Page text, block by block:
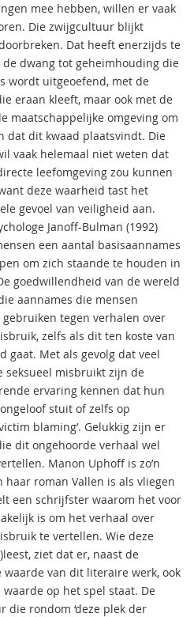
mee hebben, willen er vaak
Die zwijgcultuur blijkt
Dat heeft enerzijds te
de dwang tot geheimhouding die
wordt uitgeoefend, met de
eraan kleeft, maar ook met de
maatschappelijke omgeving om
dat dit kwaad plaatsvindt. Die
vaak helemaal niet weten dat
leefomgeving zou kunnen
deze waarheid tast het
gevoel van veiligheid aan.
Janoff-Bulman (1992)
een aantal basisaannames
om zich staande te houden in
goedwillendheid van de wereld
aannames die mensen
tegen verhalen over
zelfs als dit ten koste van
gaat. Met als gevolg dat veel
seksueel misbruikt zijn de
ervaring kennen dat hun
stuit of zelfs op
blaming’. Gelukkig zijn er
dit ongehoorde verhaal wel
Manon Uphoff is zo’n
haar roman Vallen is als vliegen
een schrijfster waarom het voor
is om het verhaal over
te vertellen. Wie deze
ziet dat er, naast de
waarde van dit literaire werk, ook
op het spel staat. De
die rondom ‘deze plek der